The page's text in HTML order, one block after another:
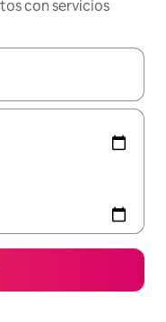
con servicios
podrás navegar